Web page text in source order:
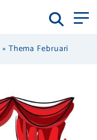
» Thema Februari